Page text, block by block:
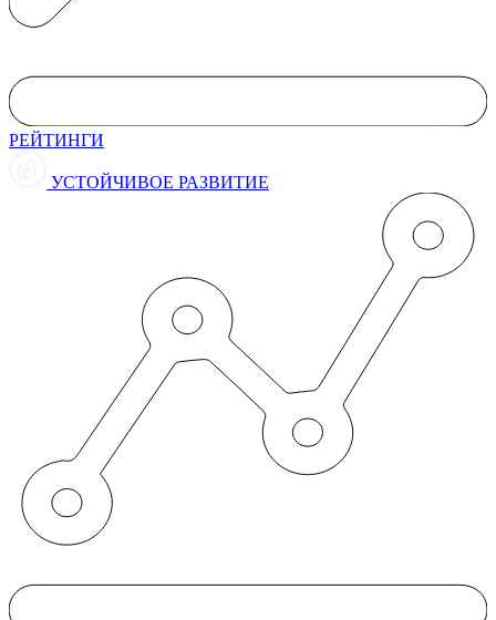
РЕЙТИНГИ
УСТОЙЧИВОЕ РАЗВИТИЕ